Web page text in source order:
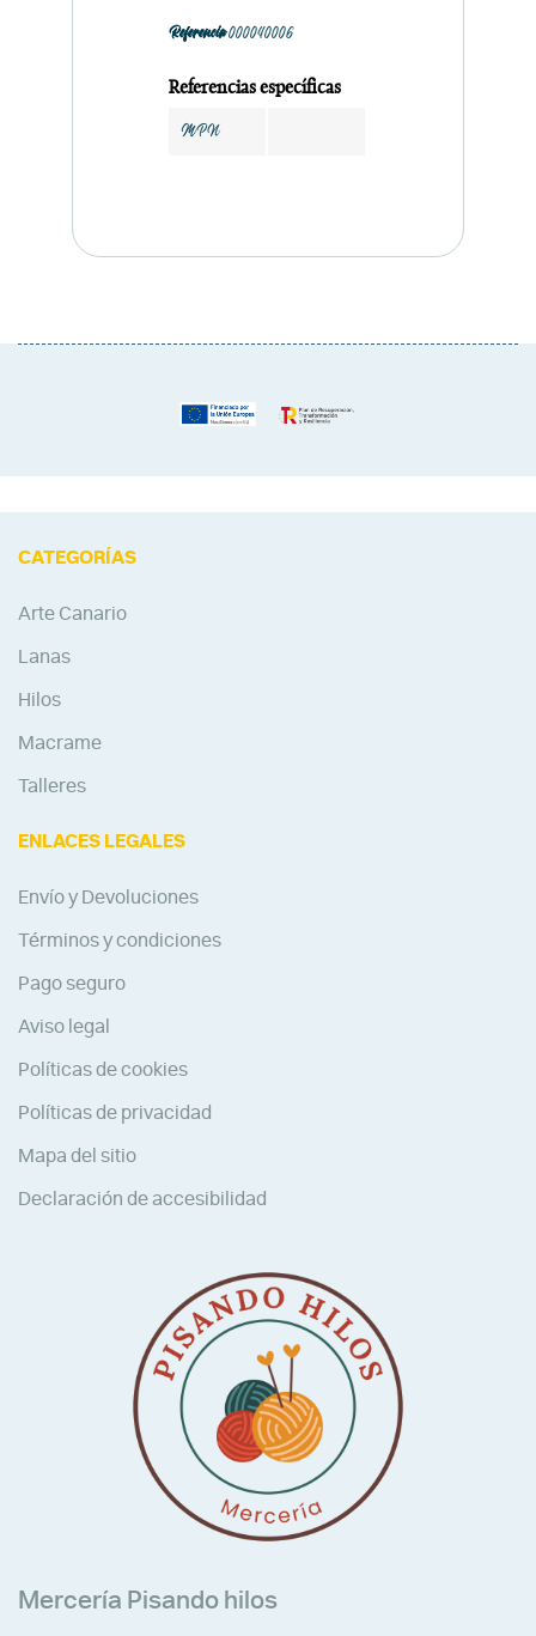
Referencia000040006
Referencias específicas
MPN
CATEGORÍAS
Arte Canario
Lanas
Hilos
Macrame
Talleres
ENLACES LEGALES
Envío y Devoluciones
Términos y condiciones
Pago seguro
Aviso legal
Políticas de cookies
Políticas de privacidad
Mapa del sitio
Declaración de accesibilidad
Mercería Pisando hilos